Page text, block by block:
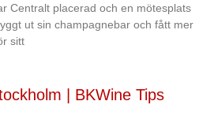
Centralt placerad och en mötesplats
ut sin champagnebar och fått mer
sitt
| BKWine Tips